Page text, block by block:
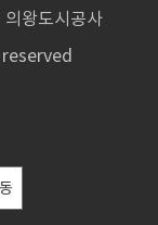
왕도시공사